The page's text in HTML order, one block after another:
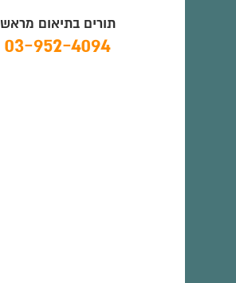
תורים בתיאום מראש
03-952-4094